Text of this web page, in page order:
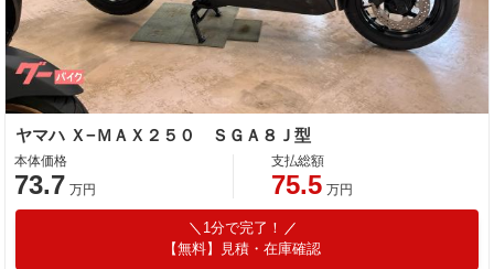
ヤマハ Ｘ−ＭＡＸ２５０ ＳＧＡ８Ｊ型
本体価格
73.7 万円
支払総額
75.5 万円
1分で完了！
【無料】見積・在庫確認